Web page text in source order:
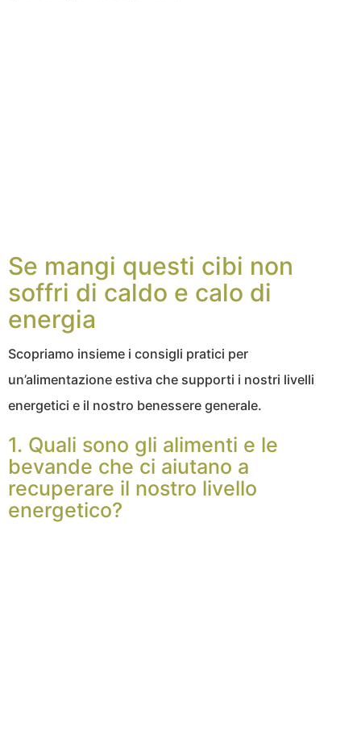
Se mangi questi cibi non
soffri di caldo e calo di
energia
Scopriamo insieme i consigli pratici per
un’alimentazione estiva che supporti i nostri livelli
energetici e il nostro benessere generale.
1. Quali sono gli alimenti e le
bevande che ci aiutano a
recuperare il nostro livello
energetico?